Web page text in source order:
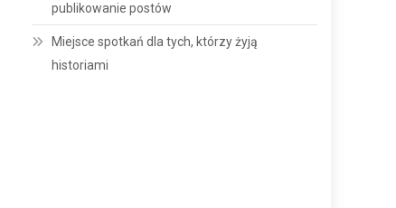
publikowanie postów
Miejsce spotkań dla tych, którzy żyją
historiami